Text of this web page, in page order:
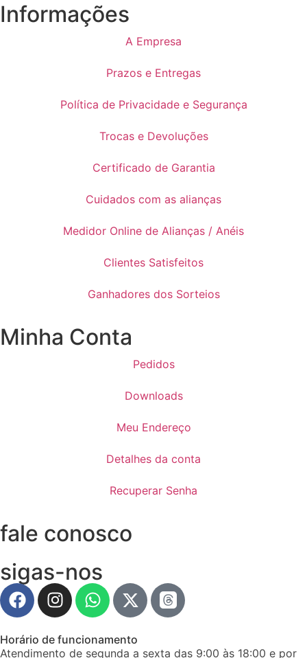
Informações
A Empresa
Prazos e Entregas
Política de Privacidade e Segurança
Trocas e Devoluções
Certificado de Garantia
Cuidados com as alianças
Medidor Online de Alianças / Anéis
Clientes Satisfeitos
Ganhadores dos Sorteios
Minha Conta
Pedidos
Downloads
Meu Endereço
Detalhes da conta
Recuperar Senha
fale conosco
sigas-nos
Horário de funcionamento
Atendimento de segunda a sexta das 9:00 às 18:00 e por